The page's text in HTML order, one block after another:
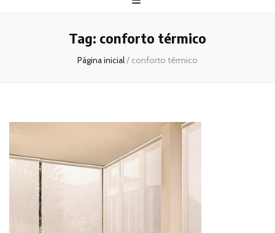
Tag: conforto térmico
Página inicial/ conforto térmico